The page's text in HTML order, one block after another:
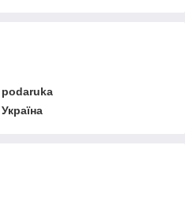
podaruka
Україна